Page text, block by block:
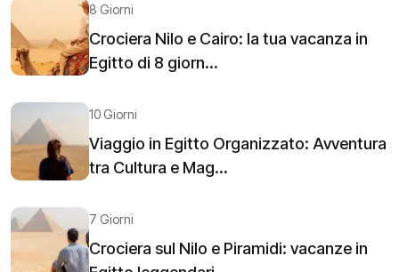
8 Giorni
Crociera Nilo e Cairo: la tua vacanza in
Egitto di 8 giorn...
10 Giorni
Viaggio in Egitto Organizzato: Avventura
tra Cultura e Mag...
7 Giorni
Crociera sul Nilo e Piramidi: vacanze in